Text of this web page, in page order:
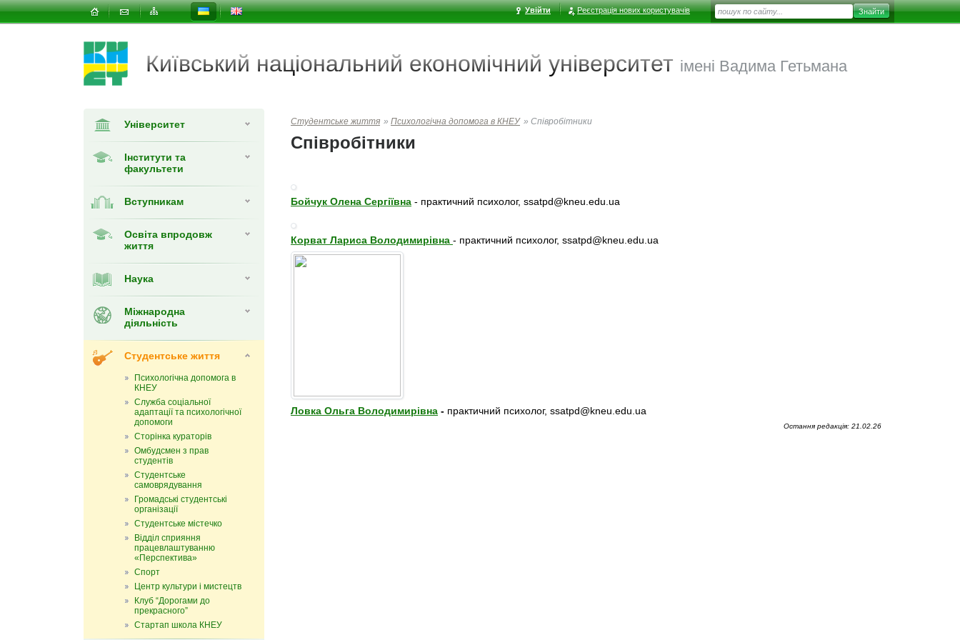
Увійти Реєстрація нових користувачів
Київський національний економічний університет імені Вадима Гетьмана
Університет
Інститути та
факультети
Вступникам
Освіта впродовж
життя
Наука
Міжнародна
діяльність
Студентське життя
Психологічна допомога в
КНЕУ
Служба соціальної
адаптації та психологічної
допомоги
Сторінка кураторів
Омбудсмен з прав
студентів
Студентське
самоврядування
Громадські студентські
організації
Студентське містечко
Відділ сприяння
працевлаштуванню
«Перспектива»
Спорт
Центр культури і мистецтв
Клуб “Дорогами до
прекрасного”
Стартап школа КНЕУ
Студентське життя » Психологічна допомога в КНЕУ » Співробітники
Співробітники
Бойчук Олена Сергіївна - практичний психолог, ssatpd@kneu.edu.ua
Корват Лариса Володимирівна - практичний психолог, ssatpd@kneu.edu.ua
Ловка Ольга Володимирівна - практичний психолог, ssatpd@kneu.edu.ua
Остання редакція: 21.02.26